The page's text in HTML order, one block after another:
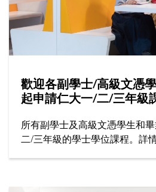
歡迎各副學士/高級文憑
起申請仁大一/二/三年級
所有副學士及高級文憑學生和
二/三年級的學士學位課程。詳